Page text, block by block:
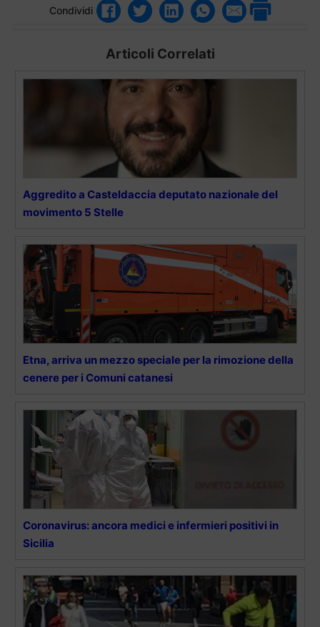
Condividi
Articoli Correlati
Aggredito a Casteldaccia deputato nazionale del
movimento 5 Stelle
Etna, arriva un mezzo speciale per la rimozione della
cenere per i Comuni catanesi
Coronavirus: ancora medici e infermieri positivi in
Sicilia